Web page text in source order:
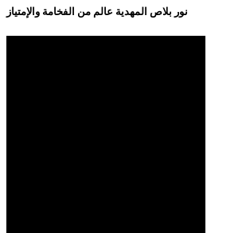
نور بلاص المهدية عالم من الفخامة والإمتياز